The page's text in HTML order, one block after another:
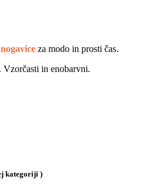
za modo in prosti čas.
in enobarvni.
kategoriji )